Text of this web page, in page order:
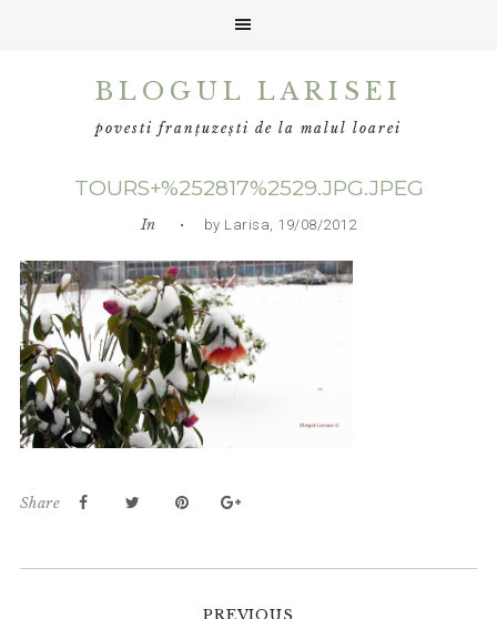
BLOGUL LARISEI
povesti franțuzești de la malul loarei
TOURS+%252817%2529.JPG.JPEG
In • by Larisa, 19/08/2012
Share
PREVIOUS